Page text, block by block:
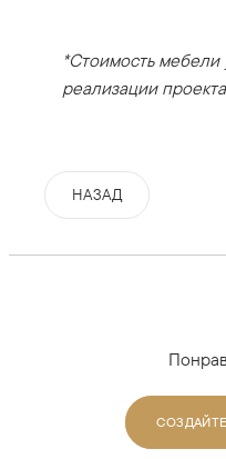
*Стоимость мебели
реализации проекта
НАЗАД